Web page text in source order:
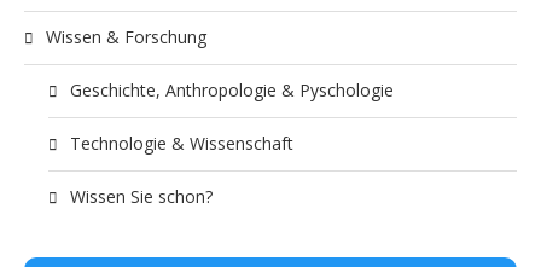
Wissen & Forschung
Geschichte, Anthropologie & Pyschologie
Technologie & Wissenschaft
Wissen Sie schon?